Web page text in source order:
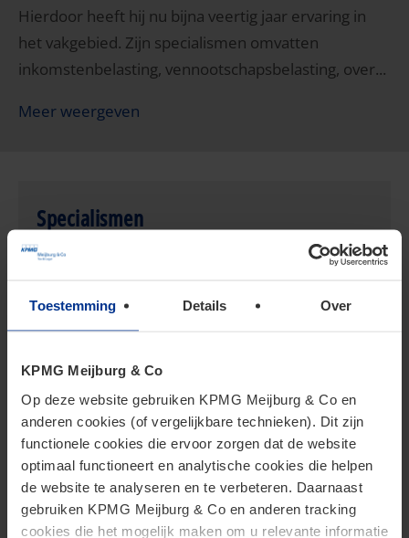
Toestemming Details Over
KPMG Meijburg & Co
Op deze website gebruiken KPMG Meijburg & Co en
anderen cookies (of vergelijkbare technieken). Dit zijn
functionele cookies die ervoor zorgen dat de website
optimaal functioneert en analytische cookies die helpen
de website te analyseren en te verbeteren. Daarnaast
gebruiken KPMG Meijburg & Co en anderen tracking
cookies die het mogelijk maken om u relevante informatie
Hierdoor heeft hij nu bijna veertig jaar ervaring in
het vakgebied. Zijn specialismen omvatten
inkomstenbelasting, vennootschapsbelasting, over...
Meer weergeven
Specialismen
Vennootschapsbelasting
Fusies & Overnames (M&A)
Familie & Bedrijf